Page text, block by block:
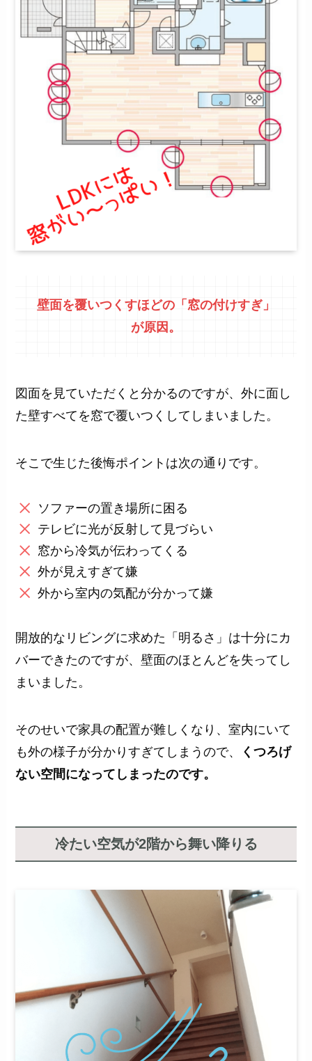
壁面を覆いつくすほどの「窓の付けすぎ」
が原因。
図面を見ていただくと分かるのですが、外に面し
た壁すべてを窓で覆いつくしてしまいました。
そこで生じた後悔ポイントは次の通りです。
ソファーの置き場所に困る
テレビに光が反射して見づらい
窓から冷気が伝わってくる
外が見えすぎて嫌
外から室内の気配が分かって嫌
開放的なリビングに求めた「明るさ」は十分にカ
バーできたのですが、壁面のほとんどを失ってし
まいました。
そのせいで家具の配置が難しくなり、室内にいて
も外の様子が分かりすぎてしまうので、
くつろげ
ない空間になってしまったのです。
冷たい空気が2階から舞い降りる